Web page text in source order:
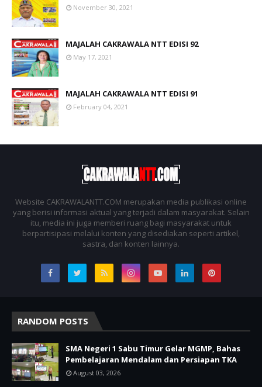
November 30, 2021
MAJALAH CAKRAWALA NTT EDISI 92
May 17, 2021
MAJALAH CAKRAWALA NTT EDISI 91
February 04, 2021
Website CAKRAWALANTT.COM merupakan media publikasi online
yang berisi informasi aktual yang terjadi dalam masyarakat. Selain
itu, media ini juga memberi ruang bagi masyarakat untuk
berpartisipasi melalui konten yang disediakan seperti artikel,
sastra, dan konten lainnya.
RANDOM POSTS
SMA Negeri 1 Sabu Timur Gelar MGMP, Bahas
Pembelajaran Mendalam dan Persiapan TKA
August 03, 2026